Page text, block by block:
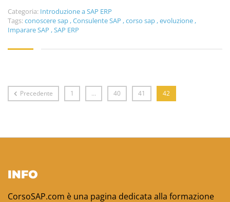
Categoria: Introduzione a SAP ERP
Tags:conoscere sap ,Consulente SAP ,corso sap ,evoluzione ,
Imparare SAP ,SAP ERP
Precedente 1 … 40 41 42
INFO
CorsoSAP.com è una pagina dedicata alla formazione